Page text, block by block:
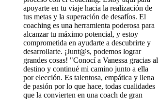
apoyarte en tu viaje hacia la realización de
tus metas y la superación de desafíos. El
coaching es una herramienta poderosa para
alcanzar tu máximo potencial, y estoy
comprometida en ayudarte a descubrirte y
desarrollarte. ¡Junt@s, podemos lograr
grandes cosas! "Conocí a Vanessa gracias al
destino y continué mi camino junto a ella
por elección. Es talentosa, empática y llena
de pasión por lo que hace, todas cualidades
que la convierten en una coach de gran